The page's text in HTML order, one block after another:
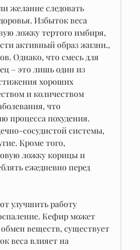
желание следовать
Избыток веса
ложку тертого имбиря,
активный образ жизни.,
Однако, что смесь для
– это лишь один из
хороших
и количеством
что
процесса похудения.
сосудистой системы,
Кроме того,
ложку корицы и
ежедневно перед
улучшить работу
Кефир может
веществ, существует
веса влияет на